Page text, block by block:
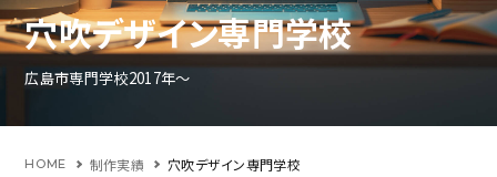
穴吹デザイン専門学校
広島市専門学校2017年～
HOME 制作実績 穴吹デザイン専門学校